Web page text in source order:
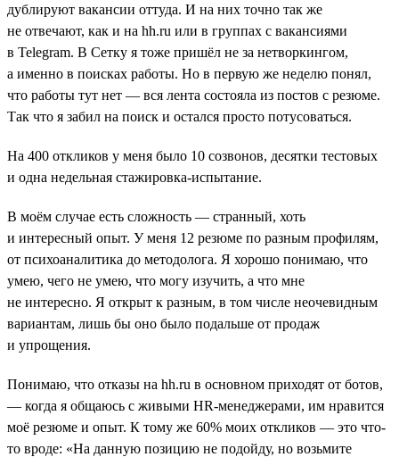
дублируют вакансии оттуда. И на них точно так же
не отвечают, как и на hh.ru или в группах с вакансиями
в Telegram. В Сетку я тоже пришёл не за нетворкингом,
а именно в поисках работы. Но в первую же неделю понял,
что работы тут нет ― вся лента состояла из постов с резюме.
Так что я забил на поиск и остался просто потусоваться.
На 400 откликов у меня было 10 созвонов, десятки тестовых
и одна недельная стажировка-испытание.
В моём случае есть сложность — странный, хоть
и интересный опыт. У меня 12 резюме по разным профилям,
от психоаналитика до методолога. Я хорошо понимаю, что
умею, чего не умею, что могу изучить, а что мне
не интересно. Я открыт к разным, в том числе неочевидным
вариантам, лишь бы оно было подальше от продаж
и упрощения.
Понимаю, что отказы на hh.ru в основном приходят от ботов,
― когда я общаюсь с живыми HR-менеджерами, им нравится
моё резюме и опыт. К тому же 60% моих откликов ― это что-
то вроде: «На данную позицию не подойду, но возьмите